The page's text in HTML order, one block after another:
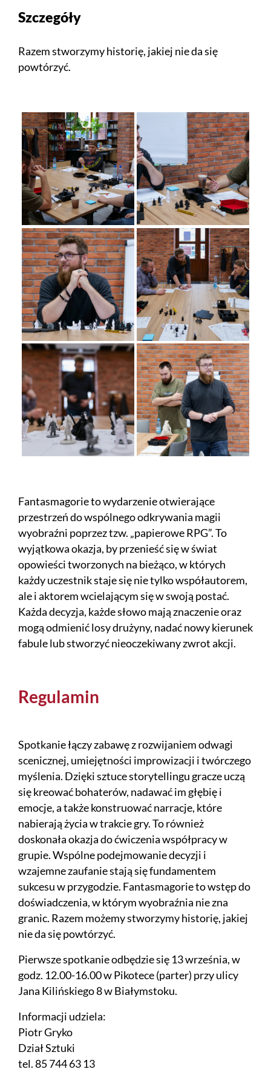
Szczegóły
Razem stworzymy historię, jakiej nie da się
powtórzyć.
Fantasmagorie to wydarzenie otwierające
przestrzeń do wspólnego odkrywania magii
wyobraźni poprzez tzw. „papierowe RPG”. To
wyjątkowa okazja, by przenieść się w świat
opowieści tworzonych na bieżąco, w których
każdy uczestnik staje się nie tylko współautorem,
ale i aktorem wcielającym się w swoją postać.
Każda decyzja, każde słowo mają znaczenie oraz
mogą odmienić losy drużyny, nadać nowy kierunek
fabule lub stworzyć nieoczekiwany zwrot akcji.
Regulamin
Spotkanie łączy zabawę z rozwijaniem odwagi
scenicznej, umiejętności improwizacji i twórczego
myślenia. Dzięki sztuce storytellingu gracze uczą
się kreować bohaterów, nadawać im głębię i
emocje, a także konstruować narracje, które
nabierają życia w trakcie gry. To również
doskonała okazja do ćwiczenia współpracy w
grupie. Wspólne podejmowanie decyzji i
wzajemne zaufanie stają się fundamentem
sukcesu w przygodzie. Fantasmagorie to wstęp do
doświadczenia, w którym wyobraźnia nie zna
granic. Razem możemy stworzymy historię, jakiej
nie da się powtórzyć.
Pierwsze spotkanie odbędzie się 13 września, w
godz. 12.00-16.00 w Pikotece (parter) przy ulicy
Jana Kilińskiego 8 w Białymstoku.
Informacji udziela:
Piotr Gryko
Dział Sztuki
tel. 85 744 63 13